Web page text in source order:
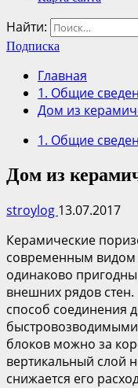
Найти:
Подписка
Главная
1. Общие
Дом из
1. Общие
Дом из
stroylog 13.07.2017
Керамические
современным видом
одинаково
внешних рядов
способ соединения
блоков можно за
вертикальный слой
снижается его